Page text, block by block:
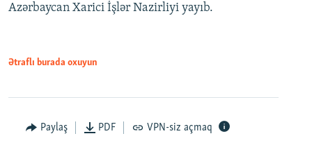
Azərbaycan Xarici İşlər Nazirliyi yayıb.
Ətraflı burada oxuyun
Paylaş PDF VPN-siz açmaq